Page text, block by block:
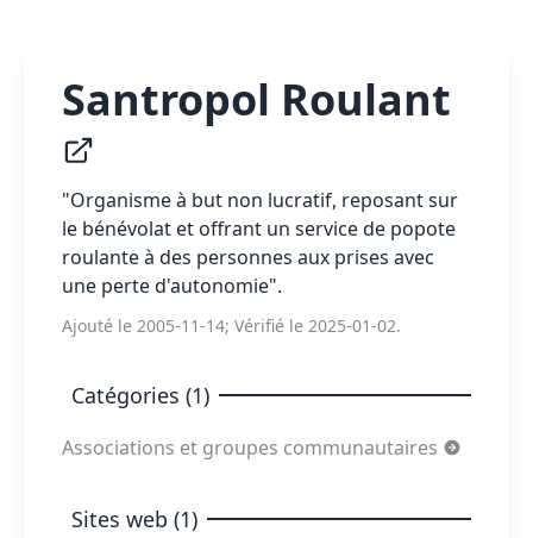
Santropol Roulant
"Organisme à but non lucratif, reposant sur
le bénévolat et offrant un service de popote
roulante à des personnes aux prises avec
une perte d'autonomie".
Ajouté le 2005-11-14; Vérifié le 2025-01-02.
Catégories (1)
Associations et groupes communautaires
Sites web (1)